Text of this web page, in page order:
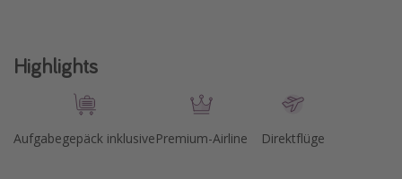
Reisepassfreie Reiseziele
Travel Know How
Silvesterreisen
Last Minute Urlaub Mallorca
Highlights
Aufgabegepäck inklusivePremium-Airline Direktflüge